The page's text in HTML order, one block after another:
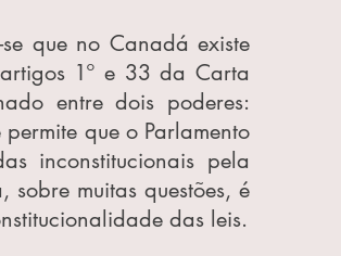
que no Canadá existe
1º e 33 da Carta
entre dois poderes:
que o Parlamento
inconstitucionais pela
sobre muitas questões, é
das leis.